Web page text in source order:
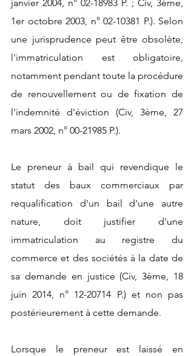
janvier 2004, n° 02-18983 P. ; Civ, 3ème,
1er octobre 2003, n° 02-10381 P.). Selon
une jurisprudence peut être obsolète,
l'immatriculation est obligatoire,
notamment pendant toute la procédure
de renouvellement ou de fixation de
l'indemnité d'éviction (Civ, 3ème, 27
mars 2002, n° 00-21985 P.).
Le preneur à bail qui revendique le
statut des baux commerciaux par
requalification d'un bail d'une autre
nature, doit justifier d'une
immatriculation au registre du
commerce et des sociétés à la date de
sa demande en justice (Civ, 3ème, 18
juin 2014, n° 12-20714 P.) et non pas
postérieurement à cette demande.
Lorsque le preneur est laissé en